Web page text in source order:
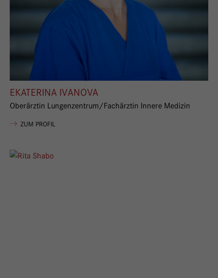
EKATERINA IVANOVA
Oberärztin Lungenzentrum/Fachärztin Innere Medizin
ZUM PROFIL